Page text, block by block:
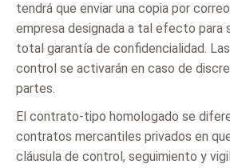
tendrá que enviar una copia por
empresa designada a tal efecto para
total garantía de confidencialidad.
control se activarán en caso de
partes.
El contrato-tipo homologado se
contratos mercantiles privados en
cláusula de control, seguimiento y